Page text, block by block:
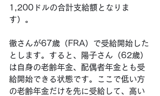
1,200ドルの合計支給額となりま
す）。
徹さんが67歳（FRA）で受給開始した
とします。すると、陽子さん（62歳）
は自身の老齢年金、配偶者年金とも受
給開始できる状態です。ここで低い方
の老齢年金だけを先に受給して、高い